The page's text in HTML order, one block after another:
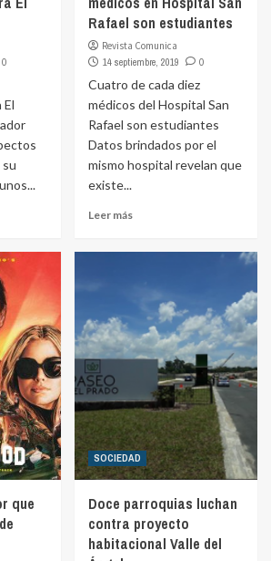
0
El
Rafael son estudiantes
Revista Comunica
14 septiembre, 2019
0
Cuatro de cada diez
médicos del Hospital San
Rafael son estudiantes
Datos brindados por el
mismo hospital revelan que
existe...
Leer más
que
SOCIEDAD
Doce parroquias luchan
contra proyecto
habitacional Valle del